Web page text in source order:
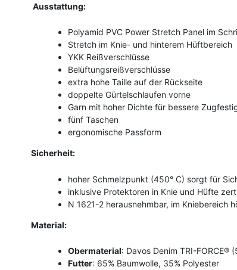
Ausstattung:
Polyamid PVC Power Stretch Panel im
Stretch im Knie- und hinterem Hüftbereich
YKK Reißverschlüsse
Belüftungsreißverschlüsse
extra hohe Taille auf der Rückseite
doppelte Gürtelschlaufen vorne
Garn mit hoher Dichte für bessere
fünf Taschen
ergonomische Passform
Sicherheit:
hoher Schmelzpunkt (450° C) sorgt für
inklusive Protektoren in Knie und Hüfte
N 1621-2 herausnehmbar, im Kniebereich
Material:
Obermaterial: Davos Denim TRI-FORCE®
Futter: 65% Baumwolle, 35% Polyester